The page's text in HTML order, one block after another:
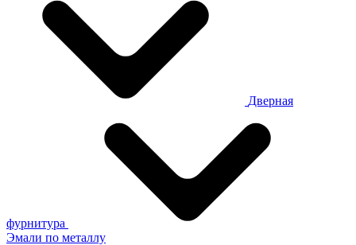
Дверная
фурнитура
Эмали по металлу